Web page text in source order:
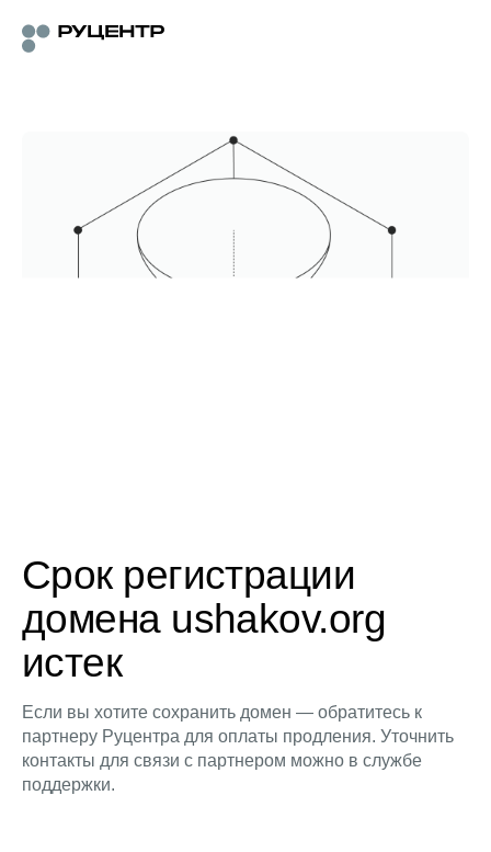
Срок регистрации
домена ushakov.org
истек
Если вы хотите сохранить домен — обратитесь к
партнеру Руцентра для оплаты продления. Уточнить
контакты для связи с партнером можно в службе
поддержки.